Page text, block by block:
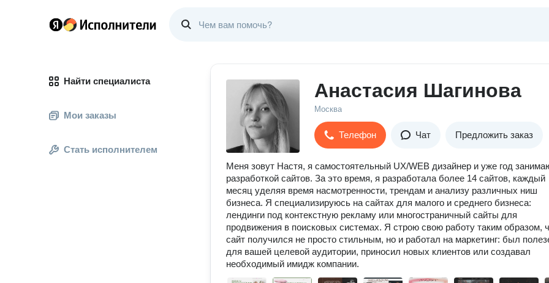
Найти специалиста
Мои заказы
Стать исполнителем
Анастасия Шагинова
Москва
Телефон Чат Предложить заказ
Меня зовут Настя, я самостоятельный UX/WEB дизайнер и уже год
разработкой сайтов. За это время, я разработала более 14 сайтов, каждый
месяц уделяя время насмотренности, трендам и анализу различных ниш
бизнеса. Я специализируюсь на сайтах для малого и среднего бизнеса:
лендинги под контекстную рекламу или многостраничный сайты для
продвижения в поисковых системах. Я строю свою работу таким образом,
сайт получился не просто стильным, но и работал на маркетинг: был
для вашей целевой аудитории, приносил новых клиентов или создавал
необходимый имидж компании.